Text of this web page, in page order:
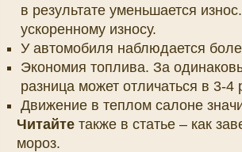
в результате уменьшается
ускоренному износу.
У автомобиля наблюдается
Экономия топлива. За
разница может отличаться в 3-4
Движение в теплом салоне
Читайтетакже в статье – как
мороз.